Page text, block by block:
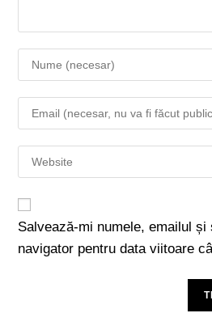
Salvează-mi numele, emailul
navigator pentru data viitoare